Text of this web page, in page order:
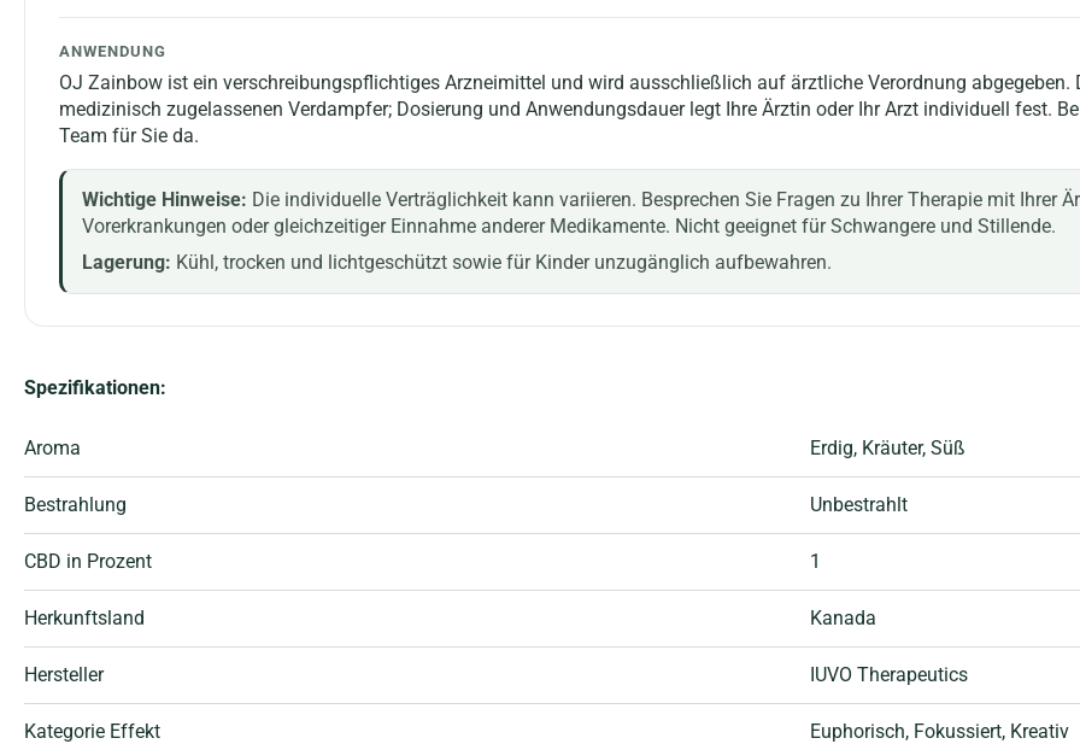
ANWENDUNG
OJ Zainbow ist ein verschreibungspflichtiges Arzneimittel und wird ausschließlich auf ärztliche Verordnung
medizinisch zugelassenen Verdampfer; Dosierung und Anwendungsdauer legt Ihre Ärztin oder Ihr Arzt individuell fest.
Team für Sie da.
Wichtige Hinweise: Die individuelle Verträglichkeit kann variieren. Besprechen Sie Fragen zu Ihrer Therapie mit Ihrer
Vorerkrankungen oder gleichzeitiger Einnahme anderer Medikamente. Nicht geeignet für Schwangere und Stillende.
Lagerung: Kühl, trocken und lichtgeschützt sowie für Kinder unzugänglich aufbewahren.
Spezifikationen:
Aroma Erdig, Kräuter, Süß
Bestrahlung Unbestrahlt
CBD in Prozent 1
Herkunftsland Kanada
Hersteller IUVO Therapeutics
Kategorie Effekt Euphorisch, Fokussiert, Kreativ